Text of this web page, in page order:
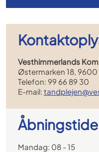
Vesthimmerlands
Østermarken 18, 9600
Telefon: 99 66 89 30
E-mail:
Mandag: 08 - 15